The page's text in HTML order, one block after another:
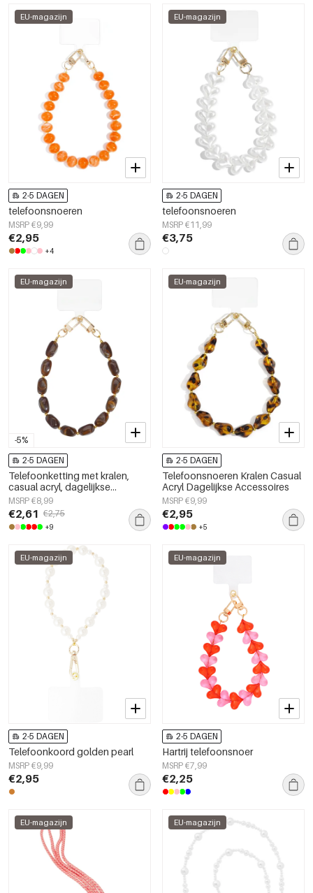
EU-magazijn
2-5 DAGEN
telefoonsnoeren
MSRP €9,99
€2,95
+4
EU-magazijn
2-5 DAGEN
telefoonsnoeren
MSRP €11,99
€3,75
-5%
EU-magazijn
2-5 DAGEN
Telefoonketting met kralen,
casual acryl, dagelijkse
accessoires
MSRP €8,99
€2,61 €2,75
+9
EU-magazijn
2-5 DAGEN
Telefoonsnoeren Kralen Casual
Acryl Dagelijkse Accessoires
MSRP €9,99
€2,95
+5
EU-magazijn
2-5 DAGEN
Telefoonkoord golden pearl
MSRP €9,99
€2,95
EU-magazijn
2-5 DAGEN
Hartrij telefoonsnoer
MSRP €7,99
€2,25
EU-magazijn EU-magazijn